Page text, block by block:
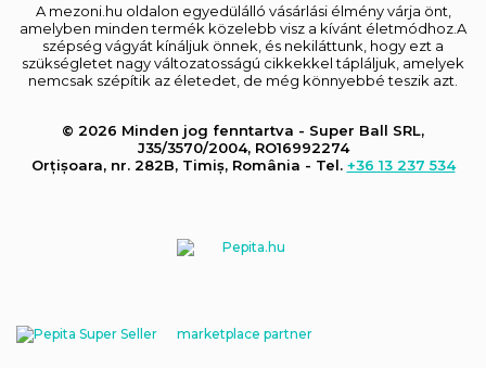
A mezoni.hu oldalon egyedülálló vásárlási élmény várja önt,
amelyben minden termék közelebb visz a kívánt életmódhoz.A
szépség vágyát kínáljuk önnek, és nekiláttunk, hogy ezt a
szükségletet nagy változatosságú cikkekkel tápláljuk, amelyek
nemcsak szépítik az életedet, de még könnyebbé teszik azt.
© 2026 Minden jog fenntartva - Super Ball SRL,
J35/3570/2004, RO16992274
Orțișoara, nr. 282B, Timiș, România - Tel. +36 13 237 534
marketplace partner